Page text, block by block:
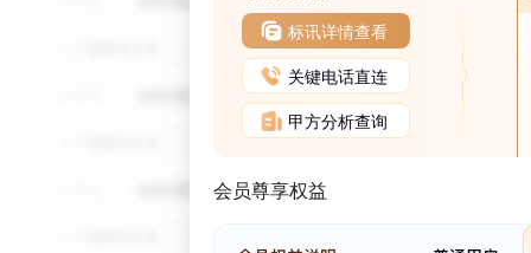
标讯详情查看
关键电话直连
甲方分析查询
会员尊享权益